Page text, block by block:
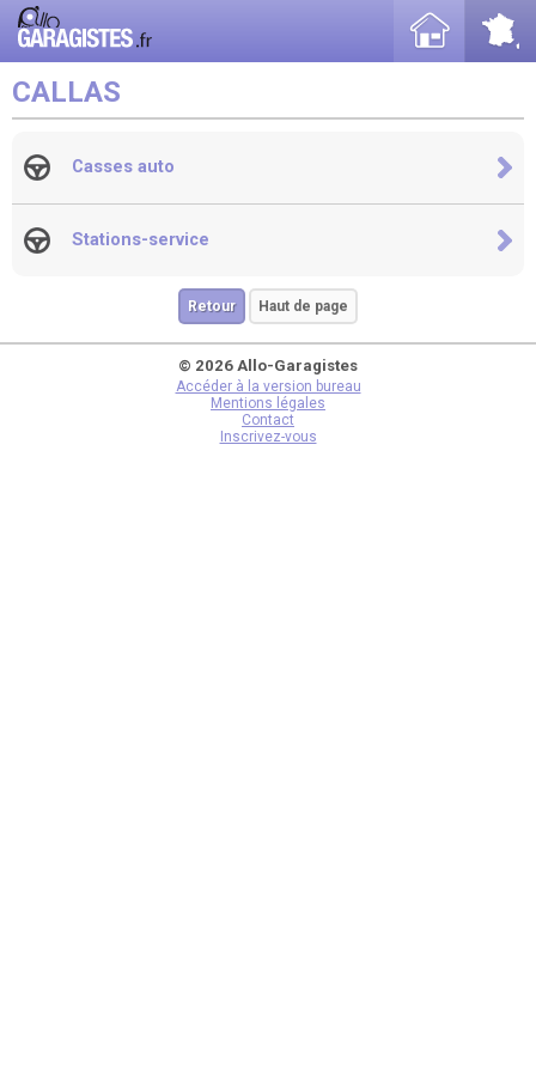
CALLAS
Casses auto
Stations-service
Retour Haut de page
© 2026 Allo-Garagistes
Accéder à la version bureau
Mentions légales
Contact
Inscrivez-vous